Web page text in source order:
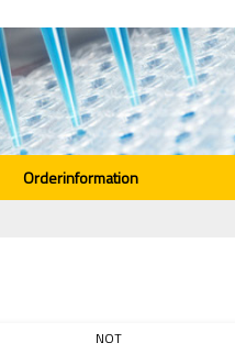
Orderinformation
NOT